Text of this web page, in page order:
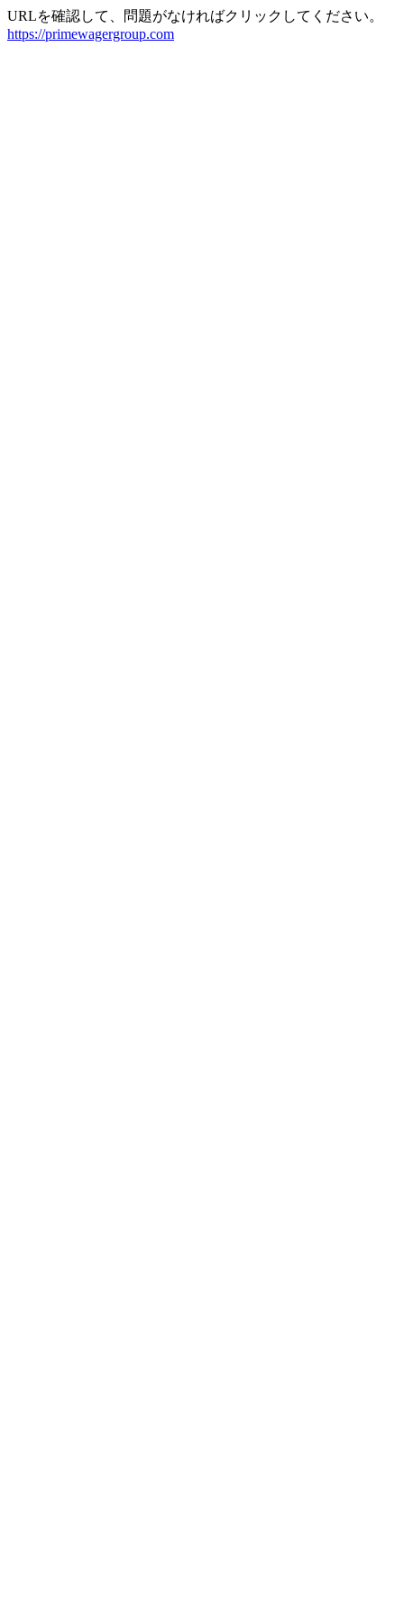
URLを確認して、問題がなければクリックしてください。
https://primewagergroup.com